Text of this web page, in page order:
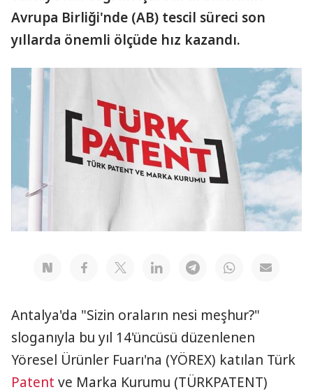
Avrupa Birliği'nde (AB) tescil süreci son
yıllarda önemli ölçüde hız kazandı.
Antalya'da "Sizin oraların nesi meşhur?"
sloganıyla bu yıl 14'üncüsü düzenlenen
Yöresel Ürünler Fuarı'na (YÖREX) katılan Türk
Patent ve Marka Kurumu (TÜRKPATENT)